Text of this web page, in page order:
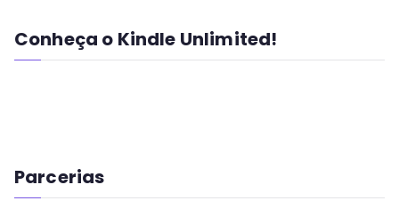
Conheça o Kindle Unlimited!
Parcerias